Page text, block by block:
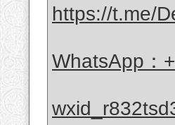
https://t.me/
WhatsApp：